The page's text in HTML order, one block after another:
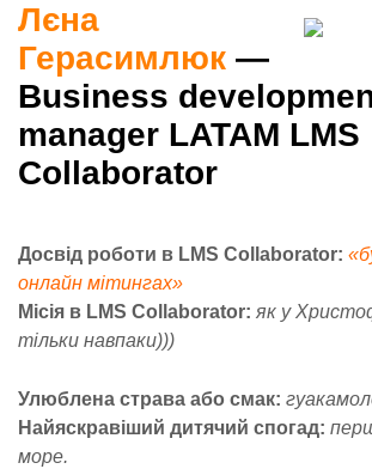
Лєна
Герасимлюк —
Business
manager LATAM LMS
Collaborator
Досвід роботи в LMS Collaborator:
онлайн мітингах»
Місія в LMS Collaborator: як у
тільки навпаки)))
Улюблена страва або смак:
Найяскравіший дитячий спогад:
море.